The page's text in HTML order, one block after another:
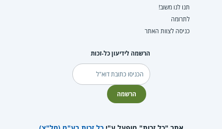
תנו לנו משוב!
לתרומה
כניסה לצוות האתר
הרשמה לידיעון כל-זכות
דוא"ל
הרשמה